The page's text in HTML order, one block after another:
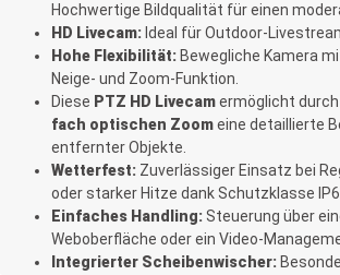
Hochwertige Bildqualität für einen
HD Livecam:Ideal für Outdoor-
Hohe Flexibilität:Bewegliche Kamera
Neige- und Zoom-Funktion.
Diese PTZ HD Livecamermöglicht durch
fach optischen Zoomeine detaillierte
entfernter Objekte.
Wetterfest:Zuverlässiger Einsatz bei
oder starker Hitze dank Schutzklasse IP6.
Einfaches Handling:Steuerung über
Weboberfläche oder ein Video-
Integrierter Scheibenwischer: